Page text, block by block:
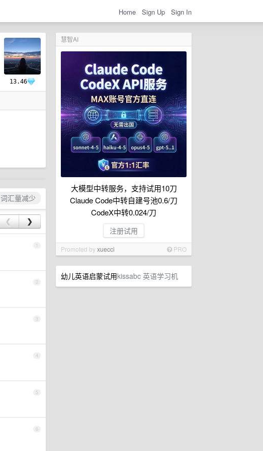
Home Sign Up Sign In
慧智AI
大模型中转服务，支持试用10刀
Claude Code中转自建号池0.6/刀
CodeX中转0.024/刀
注册试用
Promoted byxuecci PRO
幼儿英语启蒙试用kissabc 英语学习机
13.46
词汇量减少
❮ ❯
1
2
3
4
5
6